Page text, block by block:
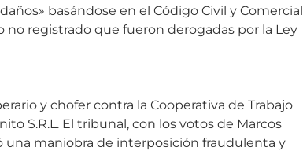
basándose en el Código Civil y Comercial
registrado que fueron derogadas por la Ley
y chofer contra la Cooperativa de Trabajo
S.R.L. El tribunal, con los votos de Marcos
una maniobra de interposición fraudulenta y